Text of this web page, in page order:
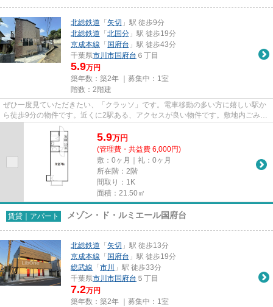
北総鉄道 「 矢切 」駅 徒歩9分
北総鉄道 「 北国分 」駅 徒歩19分
京成本線 「 国府台 」駅 徒歩43分
千葉県市川市国府台 ６丁目
5.9万円
築年数：築2年 ｜募集中： 1室
階数：2階建
ぜひ一度見ていただきたい、「クラッソ」です。電車移動の多い方に嬉しい駅か
ら徒歩9分の物件です。近くに2駅ある、アクセスが良い物件です。敷地内ごみ置
き場が近くて便利。市川市エ...
5.9万円
(管理費・共益費 6,000円)
敷：0ヶ月｜礼：0ヶ月
所在階：2階
間取り：1K
面積：21.50㎡
賃貸｜アパート メゾン・ド・ルミエール国府台
北総鉄道 「 矢切 」駅 徒歩13分
京成本線 「 国府台 」駅 徒歩19分
総武線 「 市川
」駅 徒歩33分
千葉県市川市国府台 ５丁目
7.2万円
築年数：築2年 ｜募集中： 1室